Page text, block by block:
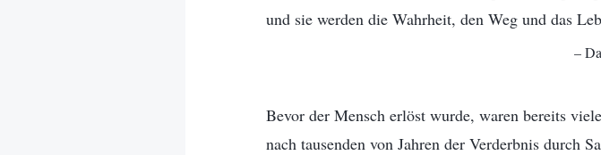
und sie werden die Wahrheit, den Weg und das
–
Bevor der Mensch erlöst wurde, waren bereits
nach tausenden von Jahren der Verderbnis durch